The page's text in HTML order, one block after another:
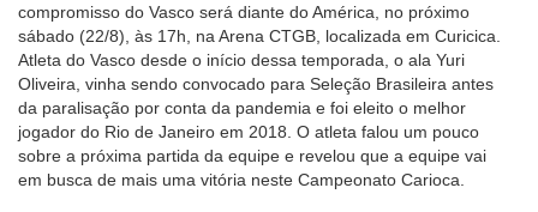
compromisso do Vasco será diante do América, no próximo
sábado (22/8), às 17h, na Arena CTGB, localizada em Curicica.
Atleta do Vasco desde o início dessa temporada, o ala Yuri
Oliveira, vinha sendo convocado para Seleção Brasileira antes
da paralisação por conta da pandemia e foi eleito o melhor
jogador do Rio de Janeiro em 2018. O atleta falou um pouco
sobre a próxima partida da equipe e revelou que a equipe vai
em busca de mais uma vitória neste Campeonato Carioca.